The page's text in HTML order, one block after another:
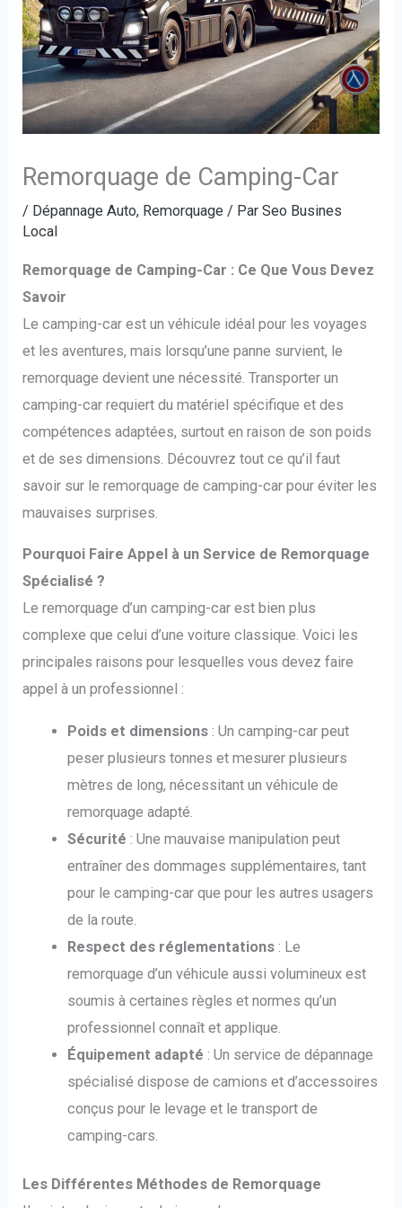
Remorquage de Camping-Car
/ Dépannage Auto, Remorquage / ParSeo Busines
Local
Remorquage de Camping-Car : Ce Que Vous Devez
Savoir
Le camping-car est un véhicule idéal pour les voyages
et les aventures, mais lorsqu’une panne survient, le
remorquage devient une nécessité. Transporter un
camping-car requiert du matériel spécifique et des
compétences adaptées, surtout en raison de son poids
et de ses dimensions. Découvrez tout ce qu’il faut
savoir sur le remorquage de camping-car pour éviter les
mauvaises surprises.
Pourquoi Faire Appel à un Service de Remorquage
Spécialisé ?
Le remorquage d’un camping-car est bien plus
complexe que celui d’une voiture classique. Voici les
principales raisons pour lesquelles vous devez faire
appel à un professionnel :
Poids et dimensions: Un camping-car peut
peser plusieurs tonnes et mesurer plusieurs
mètres de long, nécessitant un véhicule de
remorquage adapté.
Sécurité : Une mauvaise manipulation peut
entraîner des dommages supplémentaires, tant
pour le camping-car que pour les autres usagers
de la route.
Respect des réglementations: Le
remorquage d’un véhicule aussi volumineux est
soumis à certaines règles et normes qu’un
professionnel connaît et applique.
Équipement adapté : Un service de dépannage
spécialisé dispose de camions et d’accessoires
conçus pour le levage et le transport de
camping-cars.
Les Différentes Méthodes de Remorquage